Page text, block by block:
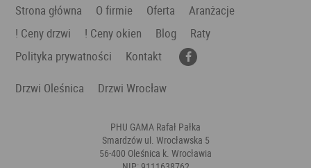
Strona główna O firmie Oferta
Aranżacje
! Ceny drzwi
! Ceny okien Blog
Raty
Polityka prywatności
Kontakt
Drzwi Oleśnica
Drzwi Wrocław
PHU GAMA Rafał Pałka
Smardzów ul. Wrocławska 5
56-400 Oleśnica k. Wrocławia